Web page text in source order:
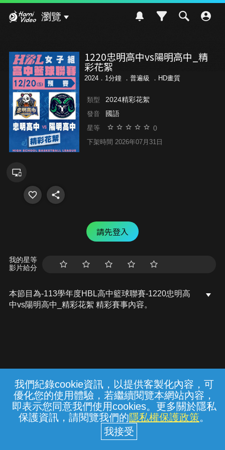
我們紀錄cookie資訊，以提供客製化內容，可
優化您的使用體驗，若繼續閱覽本網站內容，
即表示您同意我們使用cookies。更多關於隱私
保護資訊，請閱覽我們的隱私權保護政策。
瀏覽
1220忠明高中vs陽明高中_精
彩花絮
2024．1分鐘 ． 普遍級 ．HD畫質
類型 2024精彩花絮
發音 國語
星等 0
下架時間 2026年07月31日
請先登入
我的星等
影片給分
本節目為-113學年度HBL高中籃球聯賽-1220忠明高
中vs陽明高中_精彩花絮 精彩賽事內容。
常見問題 線上客服 服務條款 隱私權保護
中華電信股份有限公司個人家庭分公司
(統一編號：96979949) © 2026
{{notifyMsg}}